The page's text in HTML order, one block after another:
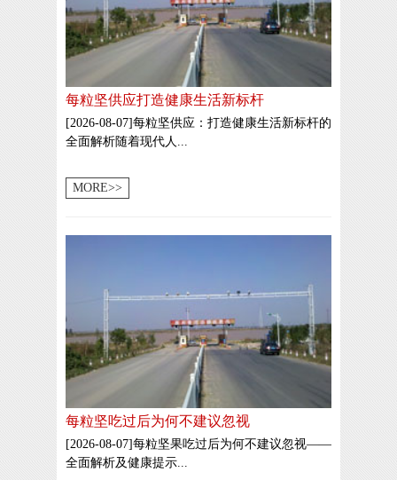
每粒坚供应打造健康生活新标杆
[2026-08-07]每粒坚供应：打造健康生活新标杆的
全面解析随着现代人...
MORE>>
每粒坚吃过后为何不建议忽视
[2026-08-07]每粒坚果吃过后为何不建议忽视——
全面解析及健康提示...